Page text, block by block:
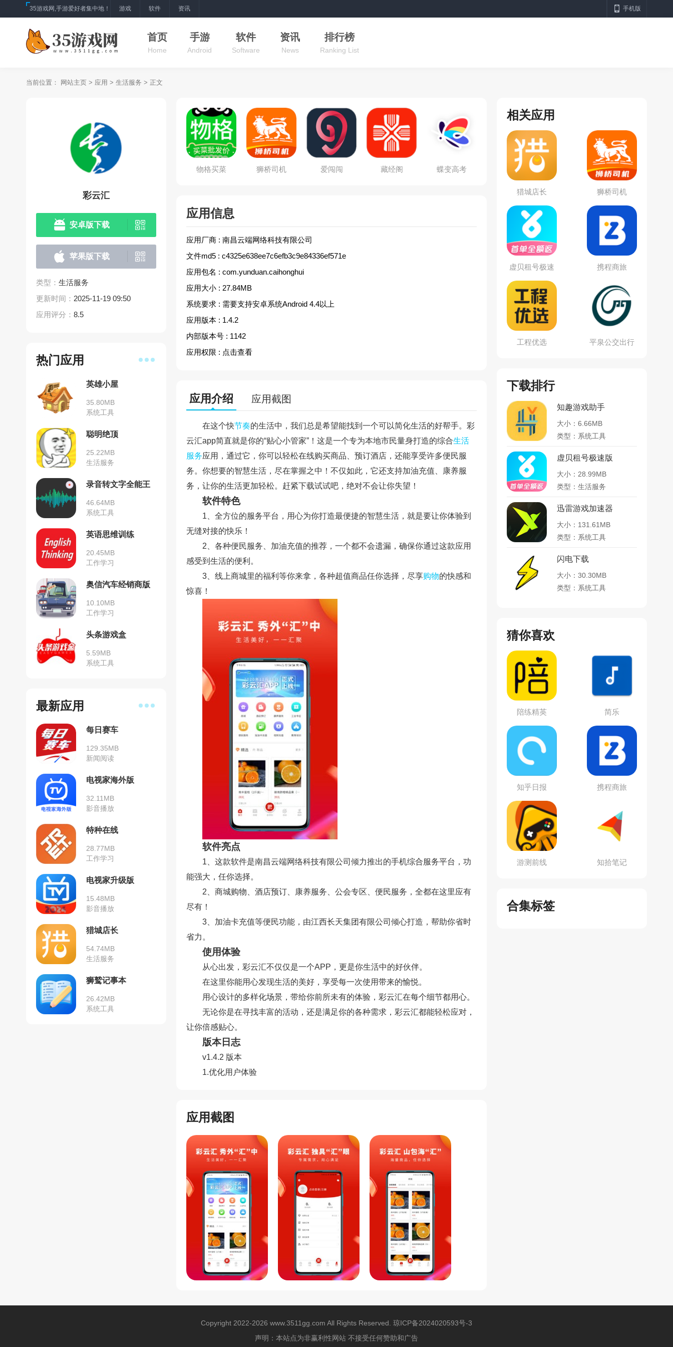
35游戏网,手游爱好者集中地！ 游戏 软件 资讯 手机版
首页
Home
手游
Android
软件
Software
资讯
News
排行榜
Ranking List
当前位置： 网站主页 > 应用 > 生活服务 > 正文
彩云汇
安卓版下载
苹果版下载
类型： 生活服务
更新时间： 2025-11-19 09:50
应用评分： 8.5
热门应用
英雄小屋
35.80MB
系统工具
聪明绝顶
25.22MB
生活服务
录音转文字全能王
46.64MB
系统工具
英语思维训练
20.45MB
工作学习
奥信汽车经销商版
10.10MB
工作学习
头条游戏盒
5.59MB
系统工具
最新应用
每日赛车
129.35MB
新闻阅读
电视家海外版
32.11MB
影音播放
特种在线
28.77MB
工作学习
电视家升级版
15.48MB
影音播放
猎城店长
54.74MB
生活服务
狮鹫记事本
26.42MB
系统工具
物格买菜 狮桥司机 爱闯闯 藏经阁 蝶变高考
应用信息
应用厂商 : 南昌云端网络科技有限公司
文件md5 : c4325e638ee7c6efb3c9e84336ef571e
应用包名 : com.yunduan.caihonghui
应用大小 : 27.84MB
系统要求 : 需要支持安卓系统Android 4.4以上
应用版本 : 1.4.2
内部版本号 : 1142
应用权限 : 点击查看
应用介绍 应用截图
在这个快节奏的生活中，我们总是希望能找到一个可以简化生活的好帮手。彩
云汇app简直就是你的“贴心小管家”！这是一个专为本地市民量身打造的综合生活
服务应用，通过它，你可以轻松在线购买商品、预订酒店，还能享受许多便民服
务。你想要的智慧生活，尽在掌握之中！不仅如此，它还支持加油充值、康养服
务，让你的生活更加轻松。赶紧下载试试吧，绝对不会让你失望！
软件特色
1、全方位的服务平台，用心为你打造最便捷的智慧生活，就是要让你体验到
无缝对接的快乐！
2、各种便民服务、加油充值的推荐，一个都不会遗漏，确保你通过这款应用
感受到生活的便利。
3、线上商城里的福利等你来拿，各种超值商品任你选择，尽享购物的快感和
惊喜！
软件亮点
1、这款软件是南昌云端网络科技有限公司倾力推出的手机综合服务平台，功
能强大，任你选择。
2、商城购物、酒店预订、康养服务、公会专区、便民服务，全都在这里应有
尽有！
3、加油卡充值等便民功能，由江西长天集团有限公司倾心打造，帮助你省时
省力。
使用体验
从心出发，彩云汇不仅仅是一个APP，更是你生活中的好伙伴。
在这里你能用心发现生活的美好，享受每一次使用带来的愉悦。
用心设计的多样化场景，带给你前所未有的体验，彩云汇在每个细节都用心。
无论你是在寻找丰富的活动，还是满足你的各种需求，彩云汇都能轻松应对，
让你倍感贴心。
版本日志
v1.4.2 版本
1.优化用户体验
应用截图
相关应用
猎城店长 狮桥司机
虚贝租号极速
版
携程商旅
工程优选
平泉公交出行
下载排行
知趣游戏助手
大小：6.66MB
类型：系统工具
虚贝租号极速版
大小：28.99MB
类型：生活服务
迅雷游戏加速器
大小：131.61MB
类型：系统工具
闪电下载
大小：30.30MB
类型：系统工具
猜你喜欢
陪练精英 简乐
知乎日报 携程商旅
游测前线 知拾笔记
合集标签
Copyright 2022-2026 www.3511gg.com All Rights Reserved. 琼ICP备2024020593号-3
声明：本站点为非赢利性网站 不接受任何赞助和广告